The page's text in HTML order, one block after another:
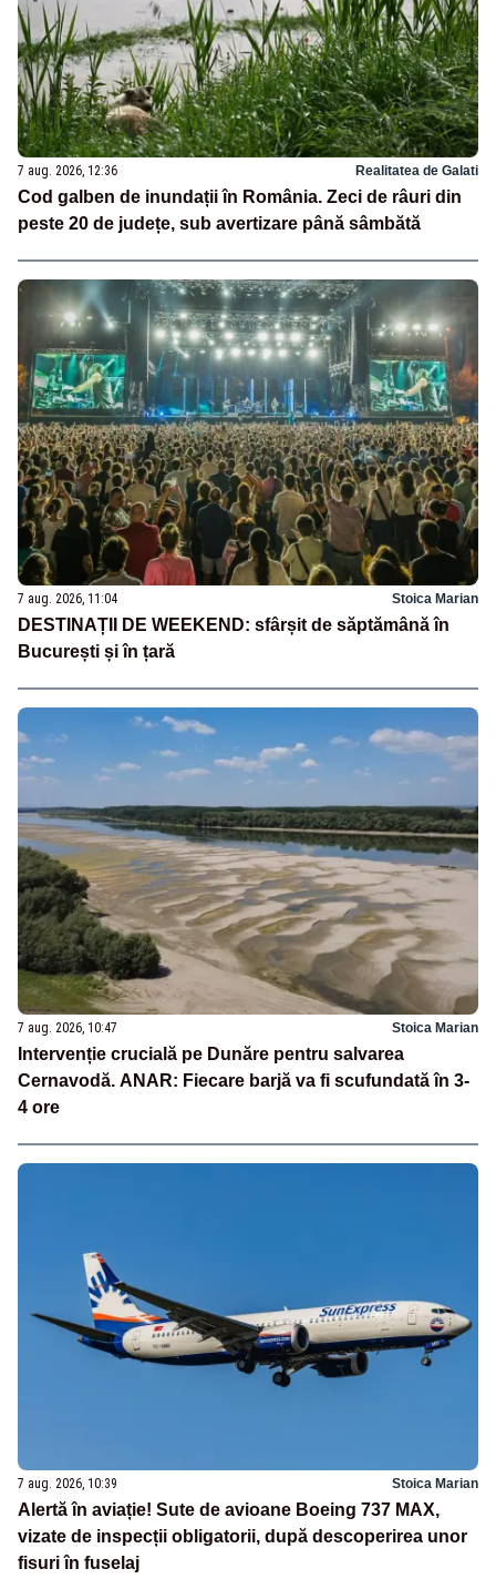
7 aug. 2026, 12:36 Realitatea de Galati
Cod galben de inundații în România. Zeci de râuri din
peste 20 de județe, sub avertizare până sâmbătă
7 aug. 2026, 11:04 Stoica Marian
DESTINAȚII DE WEEKEND: sfârșit de săptămână în
București și în țară
7 aug. 2026, 10:47 Stoica Marian
Intervenție crucială pe Dunăre pentru salvarea
Cernavodă. ANAR: Fiecare barjă va fi scufundată în 3-
4 ore
7 aug. 2026, 10:39 Stoica Marian
Alertă în aviație! Sute de avioane Boeing 737 MAX,
vizate de inspecții obligatorii, după descoperirea unor
fisuri în fuselaj